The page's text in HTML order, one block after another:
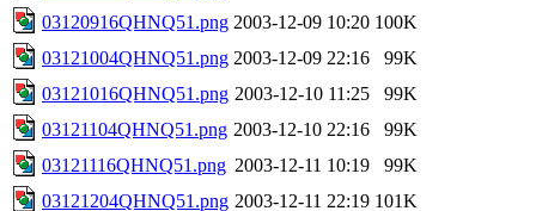
03120916QHNQ51.png 2003-12-09 10:20 100K
03121004QHNQ51.png 2003-12-09 22:16
99K
03121016QHNQ51.png 2003-12-10 11:25
99K
03121104QHNQ51.png 2003-12-10 22:16
99K
03121116QHNQ51.png 2003-12-11 10:19
99K
03121204QHNQ51.png 2003-12-11 22:19 101K